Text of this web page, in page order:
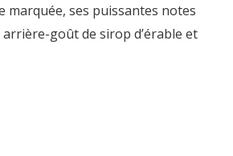
marquée, ses puissantes notes
goût de sirop d’érable et